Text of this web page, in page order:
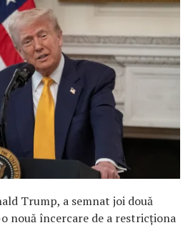
Trump, a semnat joi două
nouă încercare de a restricţiona